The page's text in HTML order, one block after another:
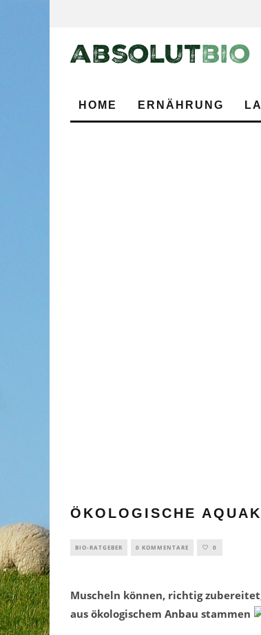
HOME ERNÄHRUNG
ÖKOLOGISCHE
BIO-RATGEBER 0 KOMMENTARE 0
Muscheln können, richtig
aus ökologischem Anbau stammen